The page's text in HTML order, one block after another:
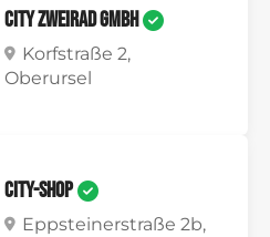
City Zweirad GmbH
Korfstraße 2,
Oberursel
City-Shop
Eppsteinerstraße 2b,